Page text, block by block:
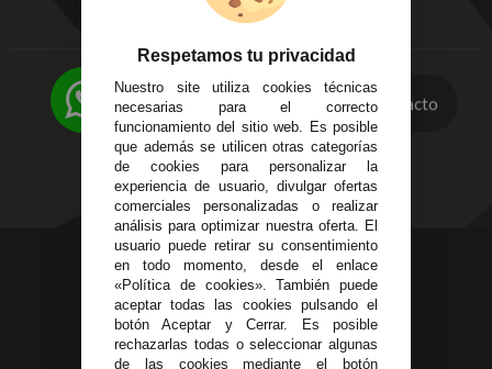
Córdoba
14
Alzira - Valencia
C/ Esplugues, 135
Entregas y
Devoluciones
Política de Privacidad
Pago Seguro
Terminos y
Condiciones Generales
Políticas de Cookies
623 23 31 98
Atendemos Whatsapp
955 44 45 43/955 44 45 44
Contacto
Respetamos tu privacidad
Nuestro site utiliza cookies técnicas
necesarias para el correcto
funcionamiento del sitio web. Es posible
que además se utilicen otras categorías
de cookies para personalizar la
experiencia de usuario, divulgar ofertas
comerciales personalizadas o realizar
análisis para optimizar nuestra oferta. El
usuario puede retirar su consentimiento
en todo momento, desde el enlace
«Política de cookies». También puede
aceptar todas las cookies pulsando el
botón Aceptar y Cerrar. Es posible
rechazarlas todas o seleccionar algunas
de las cookies mediante el botón